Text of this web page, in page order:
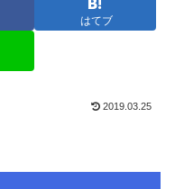
はてブ
2019.03.25